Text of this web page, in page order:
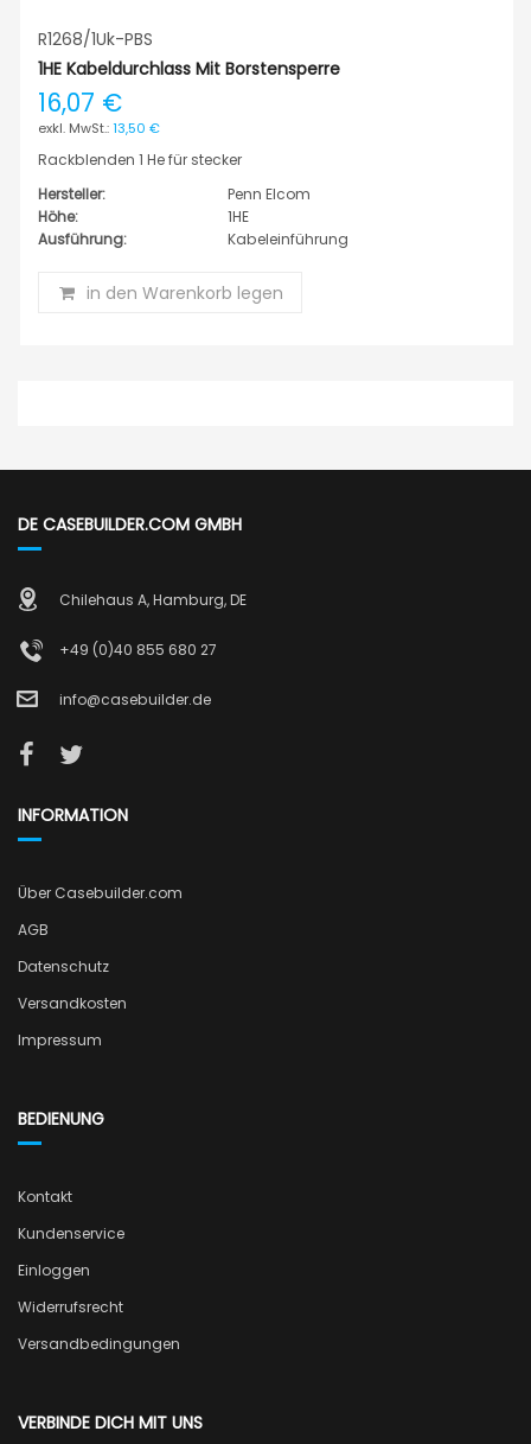
R1268/1Uk-PBS
1HE Kabeldurchlass Mit Borstensperre
16,07 €
13,50 €
Rackblenden 1 He für stecker
Hersteller:
Penn Elcom
Höhe:
1HE
Ausführung:
Kabeleinführung
in den Warenkorb legen
DE CASEBUILDER.COM GMBH
Chilehaus A, Hamburg, DE
+49 (0)40 855 680 27
info@casebuilder.de
INFORMATION
Über Casebuilder.com
AGB
Datenschutz
Versandkosten
Impressum
BEDIENUNG
Kontakt
Kundenservice
Einloggen
Widerrufsrecht
Versandbedingungen
VERBINDE DICH MIT UNS